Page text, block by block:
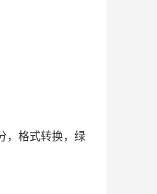
，格式转换，绿